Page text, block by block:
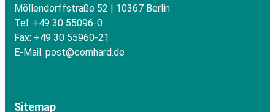
Möllendorffstraße 52 | 10367 Berlin
Tel: +49 30 55096-0
Fax: +49 30 55960-21
E-Mail: post@comhard.de
Sitemap